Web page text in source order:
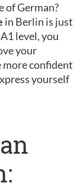
of German?
in Berlin is just
level, you
your
more confident
yourself